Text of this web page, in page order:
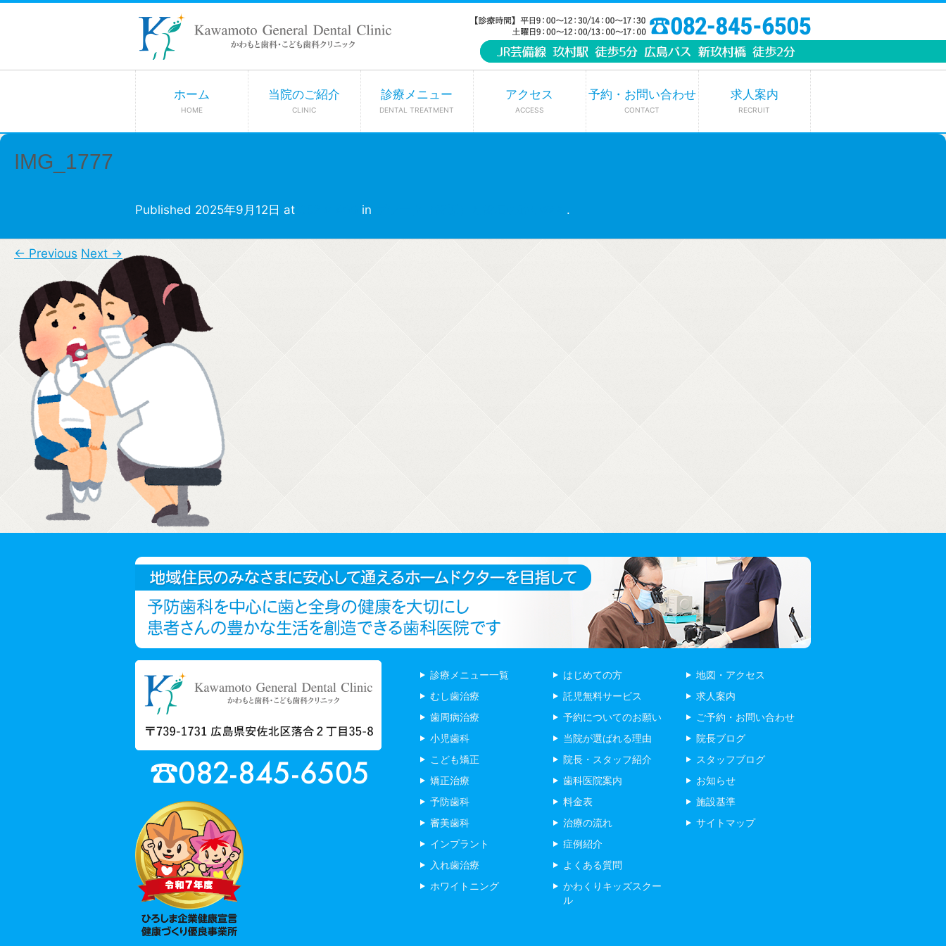
ホーム
HOME
当院のご紹介
CLINIC
診療メニュー
DENTAL TREATMENT
アクセス
ACCESS
予約・お問い合わせ
CONTACT
求人案内
RECRUIT
IMG_1777
Published 2025年9月12日 at in .
← Previous Next →
診療メニュー一覧
むし歯治療
歯周病治療
小児歯科
こども矯正
矯正治療
予防歯科
審美歯科
インプラント
入れ歯治療
ホワイトニング
はじめての方
託児無料サービス
予約についてのお願い
当院が選ばれる理由
院長・スタッフ紹介
歯科医院案内
料金表
治療の流れ
症例紹介
よくある質問
かわくりキッズスクー
ル
地図・アクセス
求人案内
ご予約・お問い合わせ
院長ブログ
スタッフブログ
お知らせ
施設基準
サイトマップ